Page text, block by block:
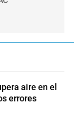
aire en el
errores